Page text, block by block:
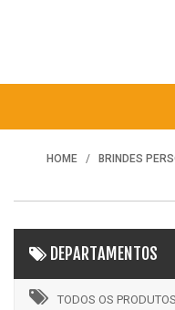
HOME BRINDES
DEPARTAMENTOS
TODOS OS PRODUTOS